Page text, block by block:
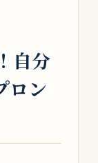
自分
ロン